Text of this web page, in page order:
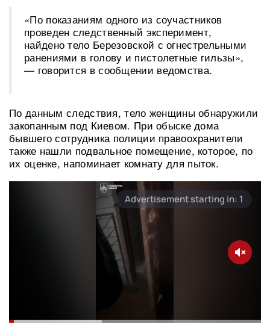
«По показаниям одного из соучастников
проведен следственный эксперимент,
найдено тело Березовской с огнестрельными
ранениями в голову и пистолетные гильзы»,
— говорится в сообщении ведомства.
По данным следствия, тело женщины обнаружили
закопанным под Киевом. При обыске дома
бывшего сотрудника полиции правоохранители
также нашли подвальное помещение, которое, по
их оценке, напоминает комнату для пыток.